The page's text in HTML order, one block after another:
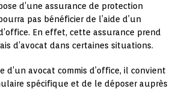
d’une assurance de protection
pas bénéficier de l’aide d’un
En effet, cette assurance prend
d’avocat dans certaines situations.
d’un avocat commis d’office, il convient
spécifique et de le déposer auprès